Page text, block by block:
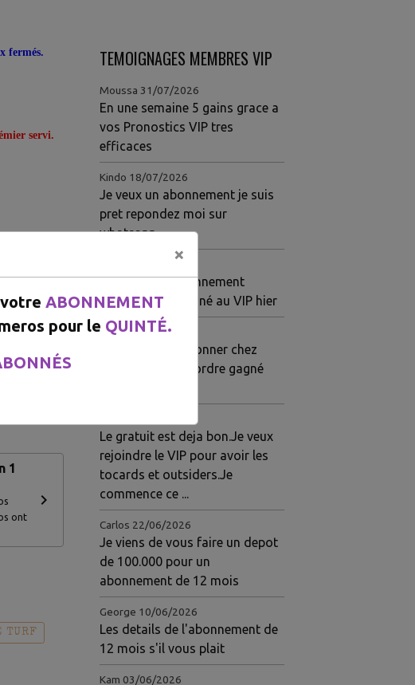
fermés.
servi.
1
ont
TURF
TEMOIGNAGES MEMBRES VIP
Moussa 31/07/2026
En une semaine 5 gains grace a
vos Pronostics VIP tres
efficaces
Kindo 18/07/2026
Je veux un abonnement je suis
pret repondez moi sur
whatsapp
Meilleur site abonnement
Quarté ordre gagné au VIP hier
Gloire 03/07/2026
Je viens de m'abonner chez
eux.pour 1 mois.ordre gagné
23/06/2026
Le gratuit est deja bon.Je veux
rejoindre le VIP pour avoir les
tocards et outsiders.Je
commence ce ...
Carlos 22/06/2026
Je viens de vous faire un depot
de 100.000 pour un
abonnement de 12 mois
George 10/06/2026
Les details de l'abonnement de
12 mois s'il vous plait
Kam 03/06/2026
×
ABONNEMENT
pour le QUINTÉ.